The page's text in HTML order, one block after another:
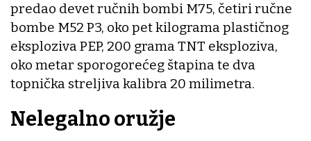
predao devet ručnih bombi M75, četiri ručne
bombe M52 P3, oko pet kilograma plastičnog
eksploziva PEP, 200 grama TNT eksploziva,
oko metar sporogorećeg štapina te dva
topnička streljiva kalibra 20 milimetra.
Nelegalno oružje